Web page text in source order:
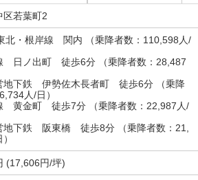
区若葉町2
北・根岸線 関内 （乗降者数：110,598人/
日ノ出町 徒歩6分 （乗降者数：28,487
地下鉄 伊勢佐木長者町 徒歩6分 （乗降
人/日）
黄金町 徒歩7分 （乗降者数：22,987人/
地下鉄 阪東橋 徒歩8分 （乗降者数：21,
(17,606円/坪)